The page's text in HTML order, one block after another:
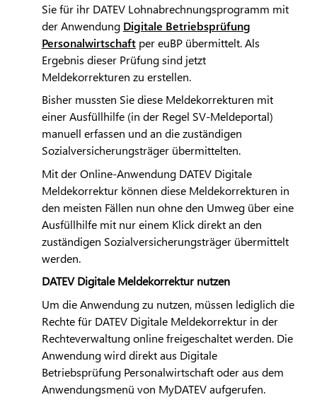
Sie für ihr DATEVLohnabrechnungsprogramm mit
der Anwendung Digitale Betriebsprüfung
Personalwirtschaftper euBP übermittelt. Als
Ergebnis dieser Prüfung sind jetzt
Meldekorrekturen zu erstellen.
Bisher mussten Sie diese Meldekorrekturen mit
einer Ausfüllhilfe (in der Regel SV-Meldeportal)
manuell erfassen und an die zuständigen
Sozialversicherungsträger übermittelten.
Mit der Online-Anwendung DATEVDigitale
Meldekorrektur können diese Meldekorrekturen in
den meisten Fällen nun ohne den Umweg über eine
Ausfüllhilfe mit nur einem Klick direkt an den
zuständigen Sozialversicherungsträger übermittelt
werden.
DATEVDigitale Meldekorrektur nutzen
Um die Anwendung zu nutzen, müssen lediglich die
Rechte für DATEVDigitale Meldekorrektur in der
Rechteverwaltung online freigeschaltet werden. Die
Anwendung wird direkt aus Digitale
Betriebsprüfung Personalwirtschaft oder aus dem
Anwendungsmenü von MyDATEVaufgerufen.